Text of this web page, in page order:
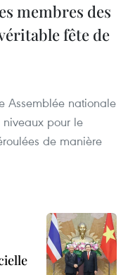
membres des
fête de
Assemblée nationale
pour le
de manière